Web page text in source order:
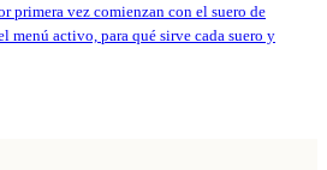
primera vez comienzan con el suero de
menú activo, para qué sirve cada suero y